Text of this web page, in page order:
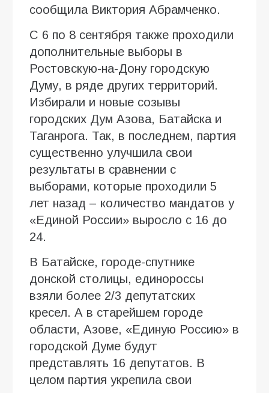
сообщила Виктория Абрамченко.
С 6 по 8 сентября также проходили
дополнительные выборы в
Ростовскую-на-Дону городскую
Думу, в ряде других территорий.
Избирали и новые созывы
городских Дум Азова, Батайска и
Таганрога. Так, в последнем, партия
существенно улучшила свои
результаты в сравнении с
выборами, которые проходили 5
лет назад – количество мандатов у
«Единой России» выросло с 16 до
24.
В Батайске, городе-спутнике
донской столицы, единороссы
взяли более 2/3 депутатских
кресел. А в старейшем городе
области, Азове, «Единую Россию» в
городской Думе будут
представлять 16 депутатов. В
целом партия укрепила свои